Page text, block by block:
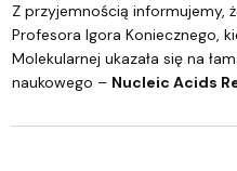
Z przyjemnością informujemy,
Profesora Igora Koniecznego,
Molekularnej ukazała się na
naukowego – Nucleic Acids